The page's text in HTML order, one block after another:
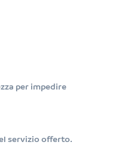
per impedire
servizio offerto.